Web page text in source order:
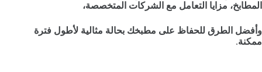
المطابخ، مزايا التعامل مع الشركات المتخصصة،
وأفضل الطرق للحفاظ على مطبخك بحالة مثالية لأطول فترة
ممكنة.